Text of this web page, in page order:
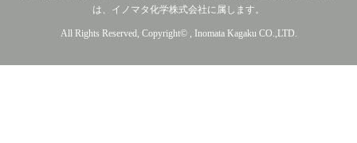
は、イノマタ化学株式会社に属します。
All Rights Reserved, Copyright© , Inomata Kagaku CO.,LTD.